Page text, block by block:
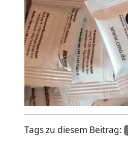
Tags zu diesem Beitrag: